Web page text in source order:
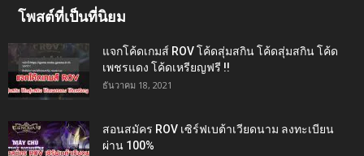
โพสต์ที่เป็นที่นิยม
แจกโค้ดเกมส์ ROV โค้ดสุ่มสกิน โค้ดสุ่มสกิน โค้ด
เพชรแดง โค้ดเหรียญฟรี !!
ธันวาคม 18, 2021
สอนสมัคร ROV เซิร์ฟเบต้าเวียดนาม ลงทะเบียน
ผ่าน 100%